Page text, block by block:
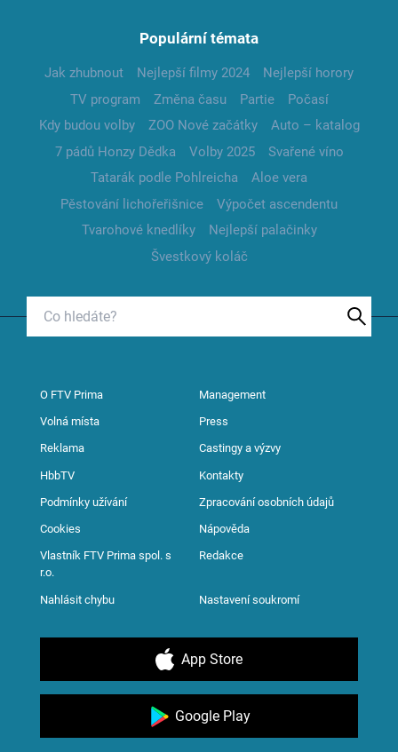
Populární témata
Jak zhubnout Nejlepší filmy 2024
Nejlepší horory
TV program
Změna času Partie
Počasí
Kdy budou volby
ZOO Nové začátky
Auto – katalog
7 pádů Honzy Dědka
Volby 2025
Svařené víno
Tatarák podle Pohlreicha
Aloe vera
Pěstování lichořeřišnice
Výpočet ascendentu
Tvarohové knedlíky
Nejlepší palačinky
Švestkový koláč
O FTV Prima Management
Volná místa Press
Reklama Castingy a výzvy
HbbTV Kontakty
Podmínky užívání Zpracování osobních údajů
Cookies Nápověda
Vlastník FTV Prima spol. s
r.o.
Redakce
Nahlásit chybu Nastavení soukromí
App Store
Google Play